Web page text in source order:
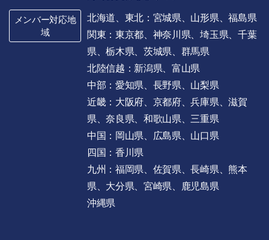
メンバー対応地
域
北海道、東北：宮城県、山形県、福島県
関東：東京都、神奈川県、埼玉県、千葉
県、栃木県、茨城県、群馬県
北陸信越：新潟県、富山県
中部：愛知県、長野県、山梨県
近畿：大阪府、京都府、兵庫県、滋賀
県、奈良県、和歌山県、三重県
中国：岡山県、広島県、山口県
四国：香川県
九州：福岡県、佐賀県、長崎県、熊本
県、大分県、宮崎県、鹿児島県
沖縄県